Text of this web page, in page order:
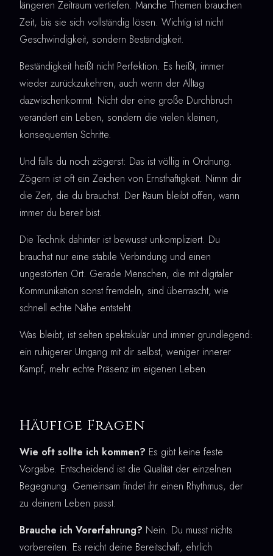
längeren Zeitraum vertiefen. Manche Themen brauchen
Zeit, bis sie sich vollständig lösen. Wichtig ist nicht
Geschwindigkeit, sondern Beständigkeit.
Beständigkeit heißt nicht Perfektion. Es heißt, immer
wieder zurückzukehren, auch wenn der Alltag
dazwischenkommt. Nicht der eine große Durchbruch
verändert ein Leben, sondern die vielen kleinen,
konsequenten Schritte.
Und falls du noch zögerst: Das ist völlig in Ordnung.
Zögern ist oft ein Zeichen von Ernsthaftigkeit. Nimm dir
die Zeit, die du brauchst. Der Raum bleibt offen, wann
immer du bereit bist.
Die Technik dahinter ist bewusst unkompliziert. Du
brauchst nur eine stabile Verbindung und einen
ungestörten Ort. Gerade Menschen, die mit digitaler
Kommunikation sonst fremdeln, sind überrascht, wie
schnell echte Nähe entsteht.
Was bleibt, ist selten spektakulär und immer grundlegend:
ein ruhigerer Umgang mit dir selbst, weniger innerer
Kampf, mehr echte Präsenz im eigenen Leben.
Häufige Fragen
Wie oft sollte ich kommen? Es gibt keine feste
Vorgabe. Entscheidend ist die Qualität der einzelnen
Begegnung. Gemeinsam findet ihr einen Rhythmus, der
zu deinem Leben passt.
Brauche ich Vorerfahrung? Nein. Du musst nichts
vorbereiten. Es reicht deine Bereitschaft, ehrlich